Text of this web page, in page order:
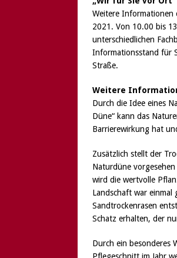
Weitere Informationen
2021. Von 10.00 bis
unterschiedlichen
Informationsstand für
Straße.
Weitere
Durch die Idee eines
Düne“ kann das
Barrierewirkung hat
Zusätzlich stellt der
Naturdüne
wird die wertvolle
Landschaft war
Sandtrockenrasen
Schatz erhalten, der
Durch ein besonderes